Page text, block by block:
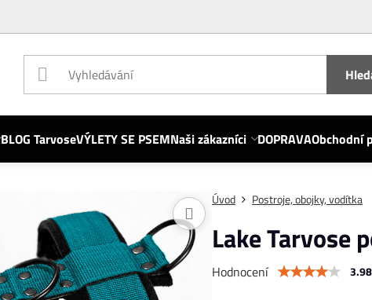
BLOG TarvoseVÝLETY SE PSEMNaši zákazníci DOPRAVAObchodní
Úvod Postroje, obojky, vodítka
Lake Tarvose
Hodnocení 3.98